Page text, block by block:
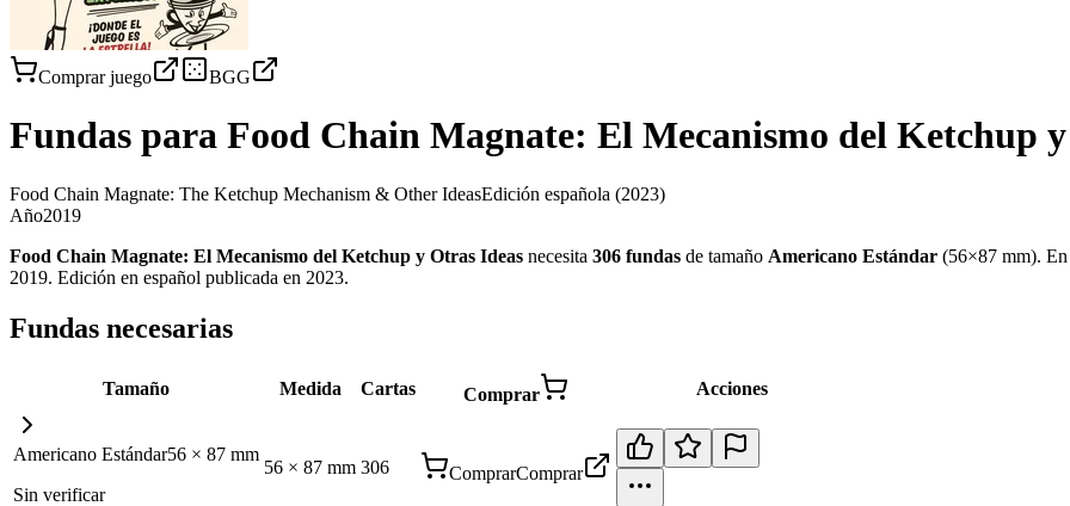
Comprar juego BGG
Fundas para Food Chain Magnate: El Mecanismo del Ketchup
Food Chain Magnate: The Ketchup Mechanism & Other IdeasEdición española (2023)
Año2019
Food Chain Magnate: El Mecanismo del Ketchup y Otras Ideas necesita 306 fundas de tamaño Americano Estándar (56×87 mm). En
2019. Edición en español publicada en 2023.
Fundas necesarias
Tamaño Medida Cartas Comprar Acciones
Americano Estándar56 × 87 mm
Sin verificar
56 × 87 mm 306 ComprarComprar